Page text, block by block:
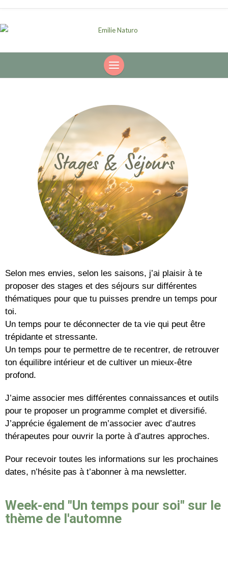
Selon mes envies, selon les saisons, j’ai plaisir à te
proposer des stages et des séjours sur différentes
thématiques pour que tu puisses prendre un temps pour
toi.
Un temps pour te déconnecter de ta vie qui peut être
trépidante et stressante.
Un temps pour te permettre de te recentrer, de retrouver
ton équilibre intérieur et de cultiver un mieux-être
profond.
J’aime associer mes différentes connaissances et outils
pour te proposer un programme complet et diversifié.
J’apprécie également de m’associer avec d’autres
thérapeutes pour ouvrir la porte à d’autres approches.
Pour recevoir toutes les informations sur les prochaines
dates, n’hésite pas à t’abonner à ma newsletter.
Week-end "Un temps pour soi" sur le
thème de l'automne